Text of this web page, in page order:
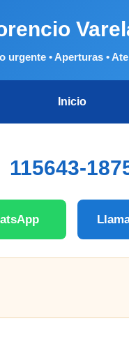
urgente • Aperturas •
Inicio
115643-